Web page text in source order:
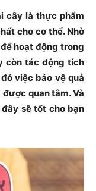
cây là thực phẩm
cho cơ thể. Nhờ
hoạt động trong
còn tác động tích
việc bảo vệ quả
quan tâm. Và
sẽ tốt cho bạn